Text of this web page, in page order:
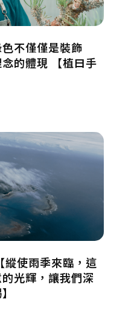
不僅僅是裝飾
的體現 【植曰手
使雨季來臨，這
光輝，讓我們深